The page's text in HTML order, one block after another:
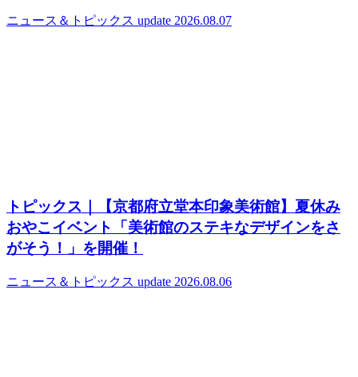
ニュース＆トピックス update 2026.08.07
トピックス｜【京都府立堂本印象美術館】夏休み
おやこイベント「美術館のステキなデザインをさ
がそう！」を開催！
ニュース＆トピックス update 2026.08.06